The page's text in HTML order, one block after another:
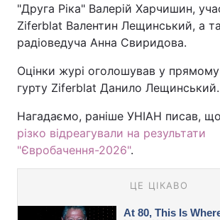
"Друга Ріка" Валерій Харчишин,
Ziferblat Валентин Лещинський, а
радіоведуча Анна Свиридова.
Оцінки журі оголошував у прямому
гурту Ziferblat Данило Лещинський.
Нагадаємо, раніше УНІАН писав, що
різко відреагували на результати
"Євробачення-2026".